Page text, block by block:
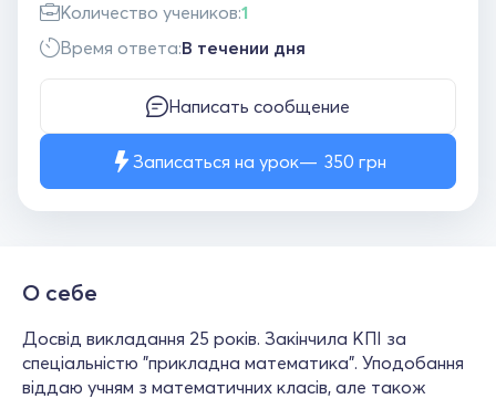
Количество учеников:1
Время ответа:В течении дня
Написать сообщение
Записаться на урок 350 грн
О себе
Досвід викладання 25 років. Закінчила КПІ за
спеціальністю "прикладна математика". Уподобання
віддаю учням з математичних класів, але також